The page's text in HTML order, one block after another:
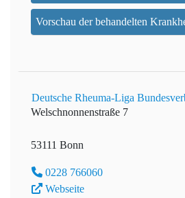
Vorschau der behandelten
Deutsche Rheuma-Liga
Welschnonnenstraße 7
53111 Bonn
0228 766060
Webseite